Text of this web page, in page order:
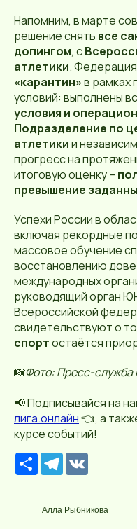
Напомним, в марте
решение снять все
допингом, с
атлетики.
«карантин»в рамках
условий: выполнены
условия и
Подразделение по
атлетикии
прогресс на
итоговую оценку –
превышение
Успехи России в
включая рекордные
массовое обучение
восстановлению
международных
руководящий орган
Всероссийской
свидетельствуют о
спортостаётся
📸Фото: Пресс-служба
📢 Подписывайся на
лига.онлайн👈, а
курсе событий!
Р
е
р
с
T
e
g
r
Алла Рыбникова